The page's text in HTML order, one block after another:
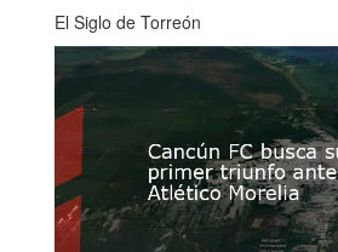
El Siglo de Torreón